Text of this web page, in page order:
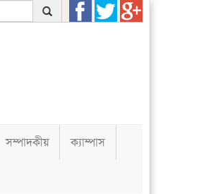
সম্পাদকীয় ক্যাম্পাস